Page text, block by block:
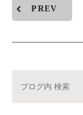
PREV